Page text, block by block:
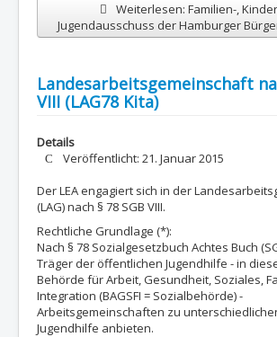
Weiterlesen: Familien-,
Jugendausschuss der Hamburger
Landesarbeitsgemeinschaft
VIII (LAG78 Kita)
Details
Veröffentlicht: 21. Januar 2015
Der LEA engagiert sich in der
(LAG) nach § 78 SGB VIII.
Rechtliche Grundlage (*):
Nach § 78 Sozialgesetzbuch Achtes Buch
Träger der öffentlichen Jugendhilfe - in
Behörde für Arbeit, Gesundheit, Soziales,
Integration (BAGSFI = Sozialbehörde) -
Arbeitsgemeinschaften zu
Jugendhilfe anbieten.